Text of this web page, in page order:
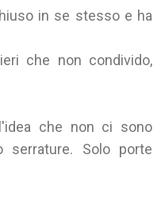
in se stesso e ha
che non condivido,
che non ci sono
Solo porte